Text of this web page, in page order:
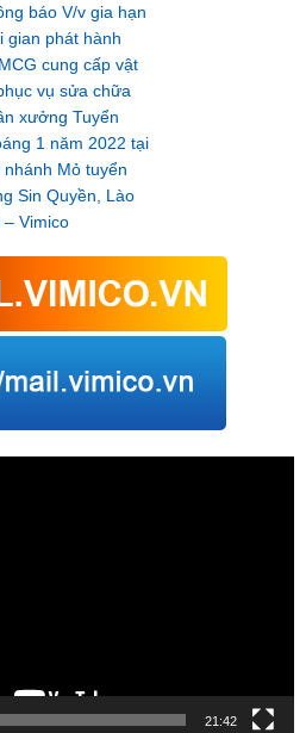
báo V/v gia hạn
gian phát hành
cung cấp vật
vụ sửa chữa
xưởng Tuyển
1 năm 2022 tại
nhánh Mỏ tuyển
Sin Quyền, Lào
– Vimico
21:42